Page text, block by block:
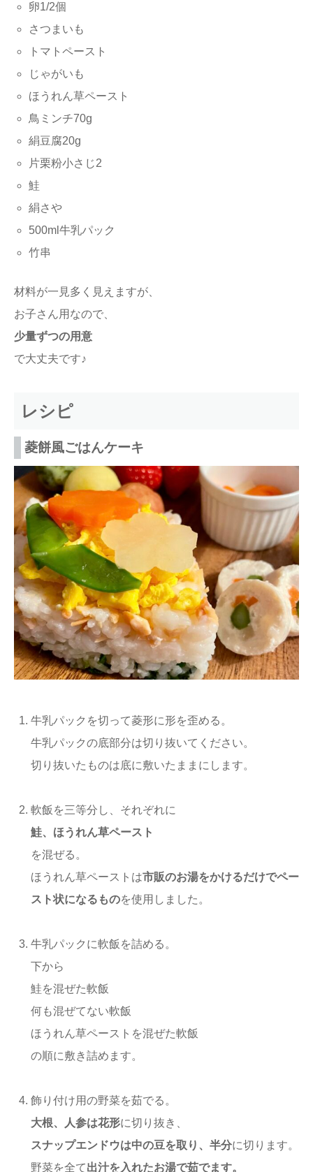
卵1/2個
さつまいも
トマトペースト
じゃがいも
ほうれん草ペースト
鳥ミンチ70g
絹豆腐20g
片栗粉小さじ2
鮭
絹さや
500ml牛乳パック
竹串
材料が一見多く見えますが、
お子さん用なので、
少量ずつの用意
で大丈夫です♪
レシピ
菱餅風ごはんケーキ
牛乳パックを切って菱形に形を歪める。
牛乳パックの底部分は切り抜いてください。
切り抜いたものは底に敷いたままにします。
軟飯を三等分し、それぞれに
鮭、ほうれん草ペースト
を混ぜる。
ほうれん草ペーストは市販のお湯をかけるだけでペー
スト状になるものを使用しました。
牛乳パックに軟飯を詰める。
下から
鮭を混ぜた軟飯
何も混ぜてない軟飯
ほうれん草ペーストを混ぜた軟飯
の順に敷き詰めます。
飾り付け用の野菜を茹でる。
大根、人参は花形に切り抜き、
スナップエンドウは中の豆を取り、半分に切ります。
野菜を全て出汁を入れたお湯で茹でます。